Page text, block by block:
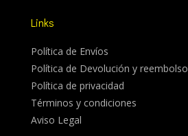
Links
Política de Envíos
Política de Devolución y reembolso
Política de privacidad
Términos y condiciones
Aviso Legal